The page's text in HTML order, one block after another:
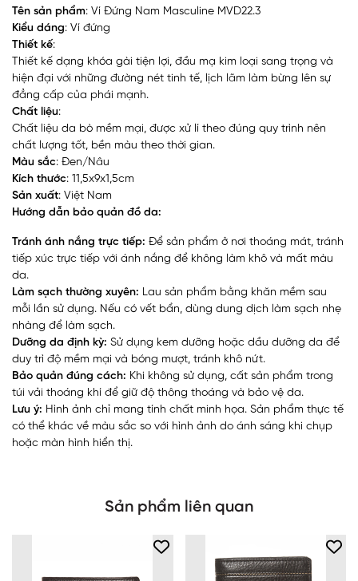
Tên sản phẩm: Ví Đứng Nam Masculine MVD22.3
Kiểu dáng: Ví đứng
Thiết kế:
Thiết kế dạng khóa gài tiện lợi, đầu mạ kim loại sang trọng và
hiện đại với những đường nét tinh tế, lịch lãm làm bừng lên sự
đẳng cấp của phái mạnh.
Chất liệu:
Chất liệu da bò mềm mại, được xử lí theo đúng quy trình nên
chất lượng tốt, bền màu theo thời gian.
Màu sắc: Đen/Nâu
Kích thước: 11,5x9x1,5cm
Sản xuất: Việt Nam
Hướng dẫn bảo quản đồ da:
Tránh ánh nắng trực tiếp: Để sản phẩm ở nơi thoáng mát, tránh
tiếp xúc trực tiếp với ánh nắng để không làm khô và mất màu
da.
Làm sạch thường xuyên: Lau sản phẩm bằng khăn mềm sau
mỗi lần sử dụng. Nếu có vết bẩn, dùng dung dịch làm sạch nhẹ
nhàng để làm sạch.
Dưỡng da định kỳ: Sử dụng kem dưỡng hoặc dầu dưỡng da để
duy trì độ mềm mại và bóng mượt, tránh khô nứt.
Bảo quản đúng cách: Khi không sử dụng, cất sản phẩm trong
túi vải thoáng khí để giữ độ thông thoáng và bảo vệ da.
Lưu ý: Hình ảnh chỉ mang tính chất minh họa. Sản phẩm thực tế
có thể khác về màu sắc so với hình ảnh do ánh sáng khi chụp
hoặc màn hình hiển thị.
Sản phẩm liên quan